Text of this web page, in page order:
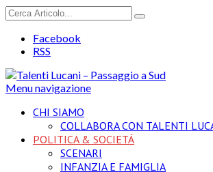
Facebook
RSS
Menu navigazione
CHI SIAMO
COLLABORA CON TALENTI
POLITICA & SOCIETÁ
SCENARI
INFANZIA E FAMIGLIA